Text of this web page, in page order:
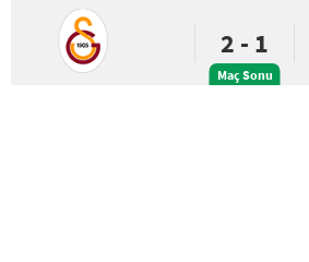
2 - 1
Maç Sonu